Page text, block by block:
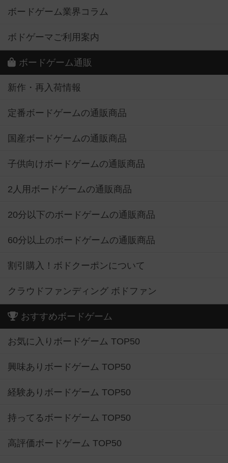
ボードゲーム業界コラム
ボドゲーマご利用案内
ボードゲーム通販
新作・再入荷情報
定番ボードゲームの通販商品
国産ボードゲームの通販商品
子供向けボードゲームの通販商品
2人用ボードゲームの通販商品
20分以下のボードゲームの通販商品
60分以上のボードゲームの通販商品
割引購入！ボドクーポンについて
クラウドファンディング ボドファン
おすすめボードゲーム
お気に入りボードゲーム TOP50
興味ありボードゲーム TOP50
経験ありボードゲーム TOP50
持ってるボードゲーム TOP50
高評価ボードゲーム TOP50